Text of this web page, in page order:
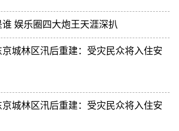
娱乐圈四大炮王天涯深扒
城林区汛后重建：受灾民众将入住安
城林区汛后重建：受灾民众将入住安